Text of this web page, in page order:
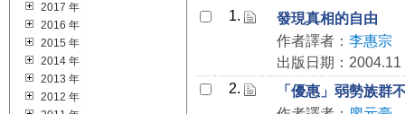
2017 年
2016 年
2015 年
2014 年
2013 年
2012 年
1.
發現真相的自由
作者譯者： 李惠宗
出版日期：2004.11
2.
「優惠」弱勢族群